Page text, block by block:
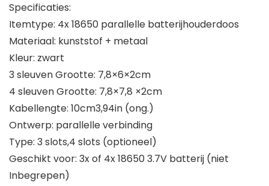
Specificaties:
Itemtype: 4x 18650 parallelle batterijhouderdoos
Materiaal: kunststof + metaal
Kleur: zwart
3 sleuven Grootte: 7,8×6×2cm
4 sleuven Grootte: 7,8×7,8 ×2cm
Kabellengte: 10cm3,94in (ong.)
Ontwerp: parallelle verbinding
Type: 3 slots,4 slots (optioneel)
Geschikt voor: 3x of 4x 18650 3.7V batterij (niet
Inbegrepen)